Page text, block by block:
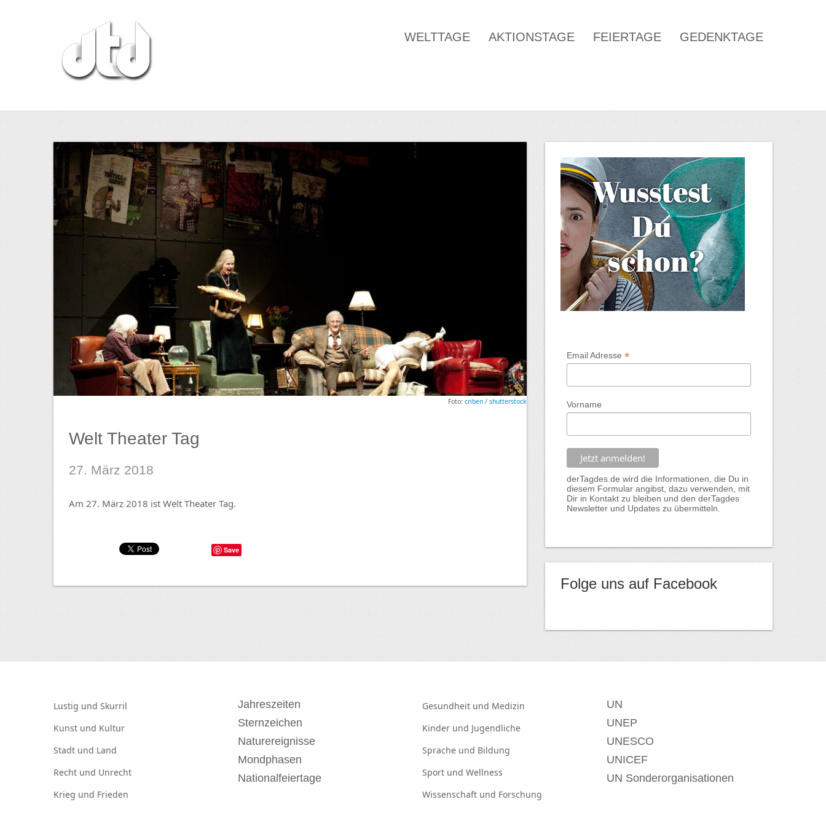
WELTTAGE AKTIONSTAGE FEIERTAGE GEDENKTAGE
Foto: criben / shutterstock
Welt Theater Tag
27. März 2018
Am 27. März 2018 ist Welt Theater Tag.
Save
Email Adresse *
Vorname
derTagdes.de wird die Informationen, die Du in
diesem Formular angibst, dazu verwenden, mit
Dir in Kontakt zu bleiben und den derTagdes
Newsletter und Updates zu übermitteln.
Folge uns auf Facebook
Lustig und Skurril
Kunst und Kultur
Stadt und Land
Recht und Unrecht
Krieg und Frieden
Jahreszeiten
Sternzeichen
Naturereignisse
Mondphasen
Nationalfeiertage
Gesundheit und Medizin
Kinder und Jugendliche
Sprache und Bildung
Sport und Wellness
Wissenschaft und Forschung
UN
UNEP
UNESCO
UNICEF
UN Sonderorganisationen